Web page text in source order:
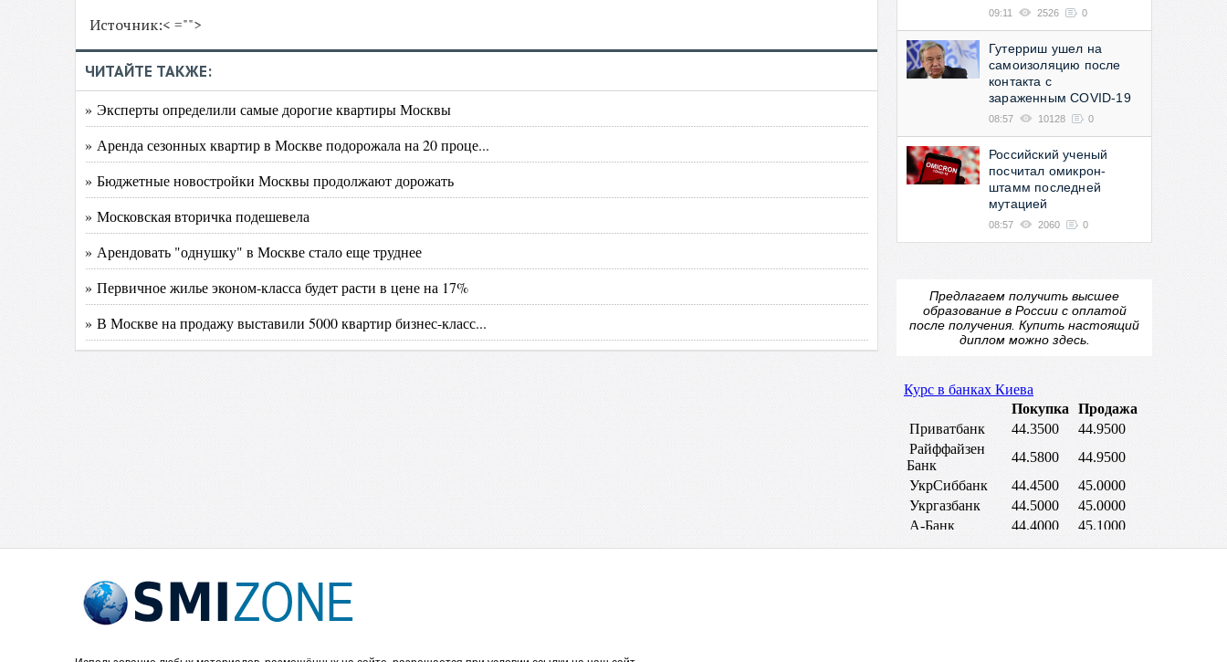
Источник:< ="">
ЧИТАЙТЕ ТАКЖЕ:
» Эксперты определили самые дорогие квартиры Москвы
» Аренда сезонных квартир в Москве подорожала на 20 проце...
» Бюджетные новостройки Москвы продолжают дорожать
» Московская вторичка подешевела
» Арендовать "однушку" в Москве стало еще труднее
» Первичное жилье эконом-класса будет расти в цене на 17%
» В Москве на продажу выставили 5000 квартир бизнес-класс...
09:11 2526 0
Гутерриш ушел на
самоизоляцию после
контакта с
зараженным COVID-19
08:57 10128 0
Российский ученый
посчитал омикрон-
штамм последней
мутацией
08:57 2060 0
Предлагаем получить высшее
образование в России с оплатой
после получения. Купить настоящий
дипломможно здесь.